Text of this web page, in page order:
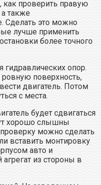
как проверить правую
также
Сделать это можно
лучше применить
более точного
опор.
поверхность,
двигатель. Потом
с места.
будет сдвигаться
хорошо слышны
можно сделать
вставить монтировку
авто и
из стороны в